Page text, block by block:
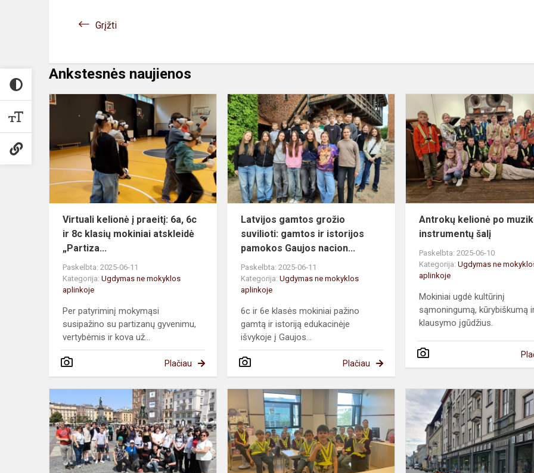
Grįžti
Ankstesnės naujienos
Virtuali
kelionė
praeitį:
6a,
6c
ir
8c
Virtuali kelionė į praeitį: 6a, 6c
ir 8c klasių mokiniai atskleidė
„Partiza...
Paskelbta: 2025-06-11
Kategorija: Ugdymas ne mokyklos
aplinkoje
Per patyriminį mokymąsi
susipažino su partizanų gyvenimu,
vertybėmis ir kova už...
Plačiau
gamtos
grožio
suvilioti:
gamtos
istorijos
pamok...
Latvijos gamtos grožio
suvilioti: gamtos ir istorijos
pamokos Gaujos nacion...
Paskelbta: 2025-06-11
Kategorija:Ugdymas ne mokyklos
aplinkoje
6c ir 6e klasės mokiniai pažino
gamtą ir istoriją edukacinėje
išvykoje į Gaujos...
Plačiau
Antrokų kelionė po
instrumentų šalį
Paskelbta: 2025-06-10
Kategorija:Ugdymas ne
aplinkoje
Mokiniai ugdė kultūrinį
sąmoningumą, kūrybiškumą
klausymo įgūdžius.
kuri
moko:
pažinimas
už
klasės
Mažieji
sveikatos
tyrėjai:
pamoka
Slaugos
fakultete